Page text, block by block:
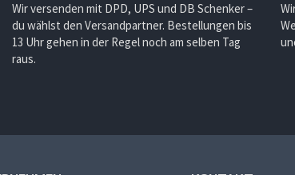
Wir versenden mit DPD, UPS und DB Schenker –
du wählst den Versandpartner. Bestellungen bis
13 Uhr gehen in der Regel noch am selben Tag
raus.